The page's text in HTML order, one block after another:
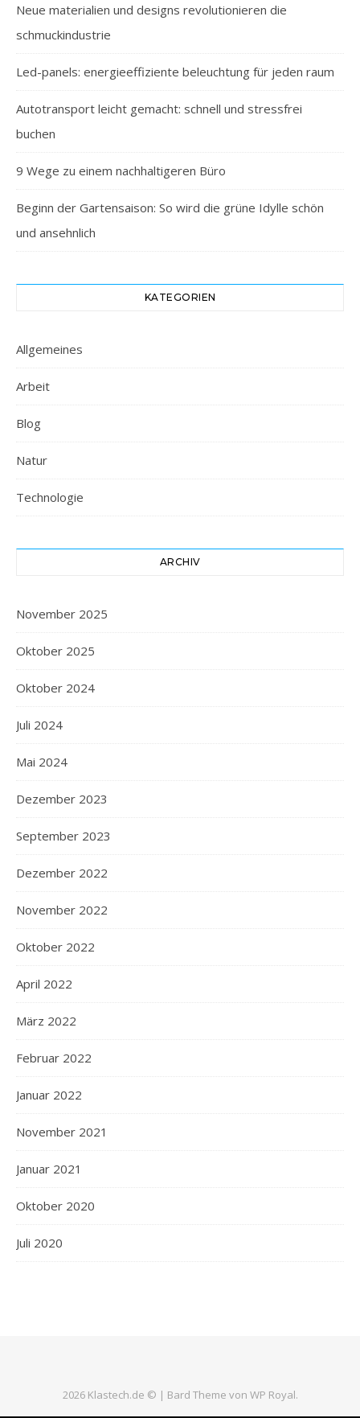
Neue materialien und designs revolutionieren die
schmuckindustrie
Led-panels: energieeffiziente beleuchtung für jeden raum
Autotransport leicht gemacht: schnell und stressfrei
buchen
9 Wege zu einem nachhaltigeren Büro
Beginn der Gartensaison: So wird die grüne Idylle schön
und ansehnlich
KATEGORIEN
Allgemeines
Arbeit
Blog
Natur
Technologie
ARCHIV
November 2025
Oktober 2025
Oktober 2024
Juli 2024
Mai 2024
Dezember 2023
September 2023
Dezember 2022
November 2022
Oktober 2022
April 2022
März 2022
Februar 2022
Januar 2022
November 2021
Januar 2021
Oktober 2020
Juli 2020
2026 Klastech.de © | Bard Theme von WP Royal.